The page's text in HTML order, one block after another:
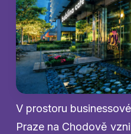
V prostoru
Praze na Chodově